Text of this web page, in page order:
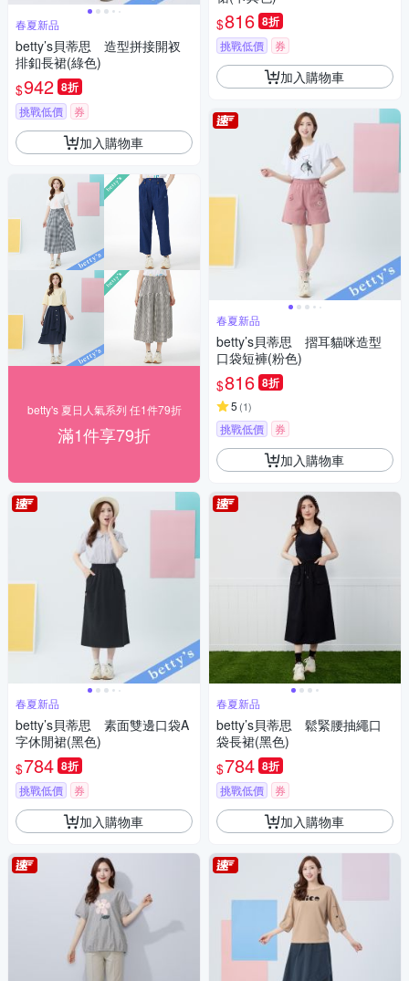
春夏新品
betty’s貝蒂思 造型拼接開衩
排釦長裙(綠色)
$942 8折
挑戰低價 券
加入購物車
betty's 夏日人氣系列 任1件79折
滿1件享79折
春夏新品
betty’s貝蒂思 素面雙邊口袋A
字休閒裙(黑色)
$784 8折
挑戰低價 券
加入購物車
$816 8折
挑戰低價 券
加入購物車
春夏新品
betty’s貝蒂思 摺耳貓咪造型
口袋短褲(粉色)
$816 8折
5 (1)
挑戰低價 券
加入購物車
春夏新品
betty’s貝蒂思 鬆緊腰抽繩口
袋長裙(黑色)
$784 8折
挑戰低價 券
加入購物車